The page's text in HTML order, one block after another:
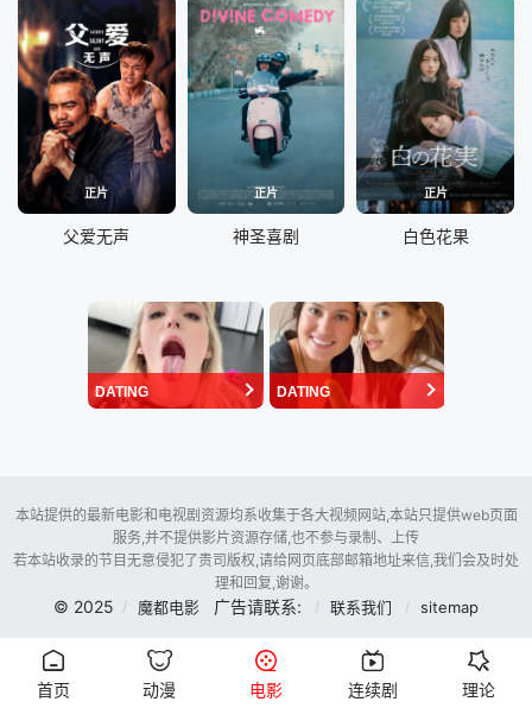
正片
父爱无声
正片
神圣喜剧
正片
白色花果
DATING DATING
本站提供的最新电影和电视剧资源均系收集于各大视频网站,本站只提供web页面
服务,并不提供影片资源存储,也不参与录制、上传
若本站收录的节目无意侵犯了贵司版权,请给网页底部邮箱地址来信,我们会及时处
理和回复,谢谢。
© 2025 魔都电影 广告请联系: 联系我们 sitemap
首页 动漫 电影 连续剧 理论